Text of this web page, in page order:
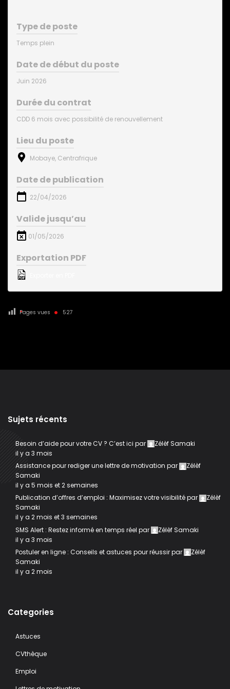
Type de poste
Temps plein
Date de début du poste
Juin 2026
Durée du contrat
CDD 6 mois avec possibilité de renouvellement
Lieu du poste
Mobaye, Centrafrique
Date de publication
22/04/2026
Valide jusqu’au
01/05/2026
Exportation PDF
Pages vues 527
Sujets récents
Besoin d’aide pour votre CV ? C’est ici par
Zélèf Samaki
il y a 3 mois
Assistance pour rediger une lettre de motivation par
Zélèf
Samaki
il y a 5 mois et 2 semaines
Publication d’offres d’emploi : Maximisez votre visibilitépar
Zélèf
Samaki
il y a 2 mois et 3 semaines
SMS Alert : Restez informé en temps réel par
Zélèf Samaki
il y a 3 mois
Postuler en ligne : Conseils et astuces pour réussirpar
Zélèf
Samaki
il y a 2 mois
Categories
Astuces
CVthèque
Emploi